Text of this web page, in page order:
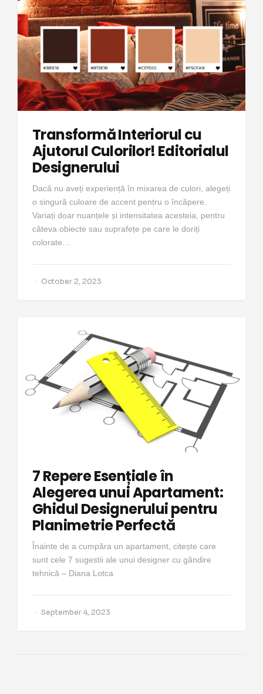
Transformă Interiorul cu
Ajutorul Culorilor! Editorialul
Designerului
Dacă nu aveți experiență în mixarea de culori, alegeți
o singură culoare de accent pentru o încăpere.
Variați doar nuanțele și intensitatea acesteia, pentru
câteva obiecte sau suprafețe pe care le doriți
colorate…
October 2, 2023
7 Repere Esențiale în
Alegerea unui Apartament:
Ghidul Designerului pentru
Planimetrie Perfectă
Înainte de a cumpăra un apartament, citește care
sunt cele 7 sugestii ale unui designer cu gândire
tehnică – Diana Lotca
September 4, 2023